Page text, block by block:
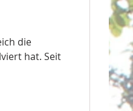
die
hat. Seit